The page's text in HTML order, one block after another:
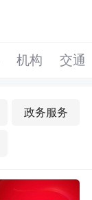
机构 交通
政务服务